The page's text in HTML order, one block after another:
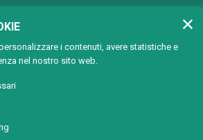
troveremo una
i contenuti, avere statistiche e
nel nostro sito web.